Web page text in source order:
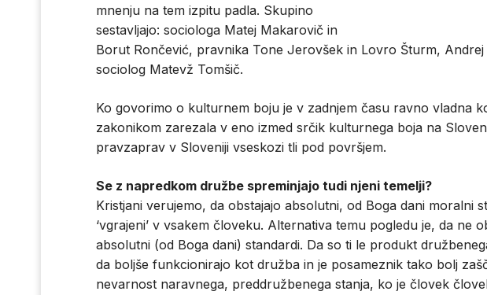
mnenju na tem izpitu padla. Skupino
sestavljajo: sociologa Matej Makarovič in
Borut Rončević, pravnika Tone Jerovšek in Lovro Šturm,
sociolog Matevž Tomšič.
Ko govorimo o kulturnem boju je v zadnjem času ravno vladna
zakonikom zarezala v eno izmed srčik kulturnega boja na
pravzaprav v Sloveniji vseskozi tli pod površjem.
Se z napredkom družbe spreminjajo tudi njeni temelji?
Kristjani verujemo, da obstajajo absolutni, od Boga dani moralni
‘vgrajeni’ v vsakem človeku. Alternativa temu pogledu je, da ne
absolutni (od Boga dani) standardi. Da so ti le produkt
da boljše funkcionirajo kot družba in je posameznik tako bolj
nevarnost naravnega, preddružbenega stanja, ko je človek